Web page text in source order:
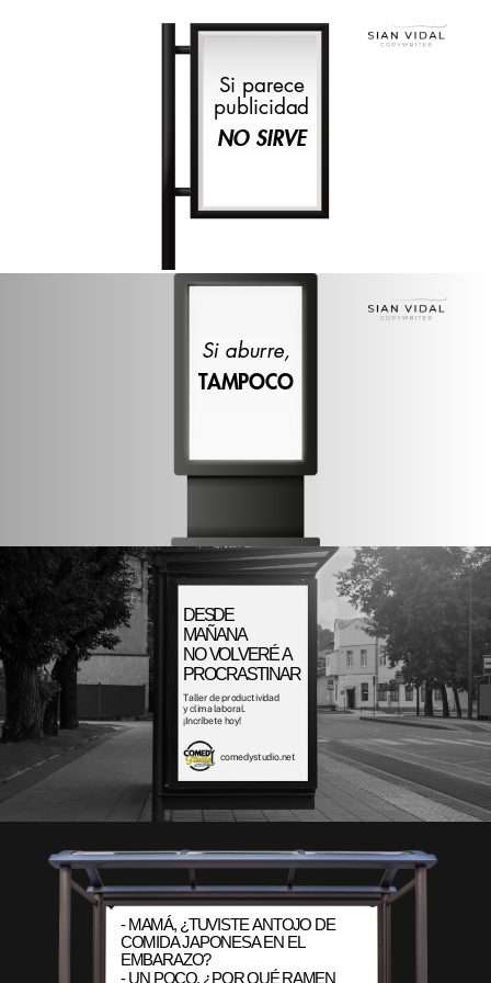
Si parece
publicidad
NO SIRVE
Si aburre,
TAMPOCO
DESDE
MAÑANA
NO VOLVERÉ A
PROCRASTINAR
Taller de productividad
y clima laboral.
¡Incríbete hoy!
comedystudio.net
- MAMÁ, ¿TUVISTE ANTOJO DE
COMIDA JAPONESA EN EL
EMBARAZO?
- UN POCO, ¿POR QUÉ RAMEN